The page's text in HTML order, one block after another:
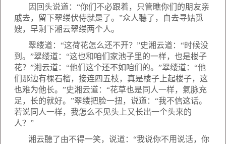
因回头说道：“你们不必跟着，只管瞧你们的朋友亲
戚去，留下翠缕伏侍就是了。”众人聽了，自去寻姑觅
嫂，早剩下湘云翠缕两个人。
翠缕道：“这荷花怎么还不开？”史湘云道：“时候没
到。”翠缕道：“这也和咱们家池子里的一样，也是楼子
花？”湘云道：“他们这个还不如咱们的。”翠缕道：“他
们那边有棵石榴，接连四五枝，真是楼子上起楼子，这
也难为他长。”史湘云道：“花草也是同人一样，氣脉充
足，长的就好。”翠缕把脸一扭，说道：“我不信这话。
若说同人一样，我怎么不见头上又长出一个头来的
人？”
湘云聽了由不得一笑，说道：“我说你不用说话，你